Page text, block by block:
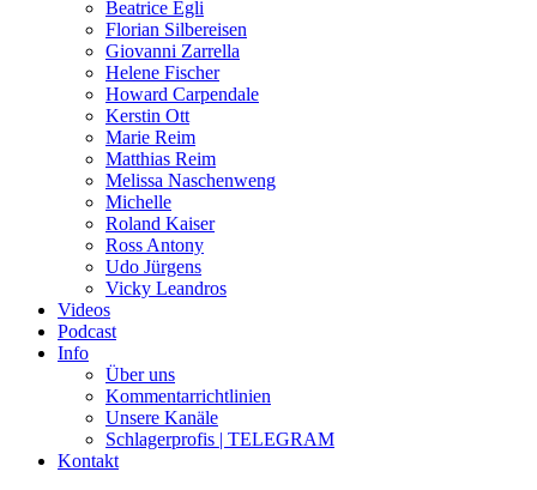
Beatrice Egli
Florian Silbereisen
Giovanni Zarrella
Helene Fischer
Howard Carpendale
Kerstin Ott
Marie Reim
Matthias Reim
Melissa Naschenweng
Michelle
Roland Kaiser
Ross Antony
Udo Jürgens
Vicky Leandros
Videos
Podcast
Info
Über uns
Kommentarrichtlinien
Unsere Kanäle
Schlagerprofis | TELEGRAM
Kontakt